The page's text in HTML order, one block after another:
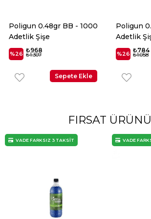
- 1000
Ekle
Poligun 0.45gr BB - 1000
Sepete Ekle
FIRSAT ÜRÜNÜ
VADE FARKSIZ 3 TAKSİT